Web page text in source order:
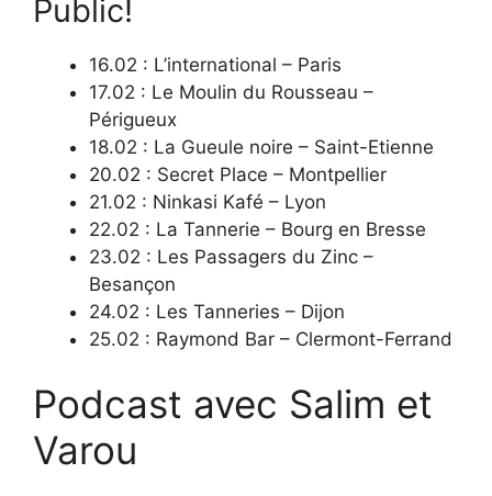
Public!
16.02 : L’international – Paris
17.02 : Le Moulin du Rousseau –
Périgueux
18.02 : La Gueule noire – Saint-Etienne
20.02 : Secret Place – Montpellier
21.02 : Ninkasi Kafé – Lyon
22.02 : La Tannerie – Bourg en Bresse
23.02 : Les Passagers du Zinc –
Besançon
24.02 : Les Tanneries – Dijon
25.02 : Raymond Bar – Clermont-Ferrand
Podcast avec Salim et
Varou